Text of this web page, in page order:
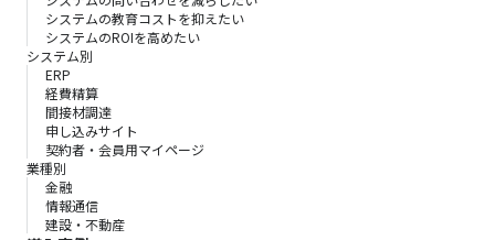
システムの教育コストを抑えたい
システムのROIを高めたい
システム別
ERP
経費精算
間接材調達
申し込みサイト
契約者・会員用マイページ
業種別
金融
情報通信
建設・不動産